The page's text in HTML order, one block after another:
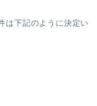
は下記のように決定い